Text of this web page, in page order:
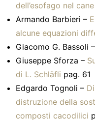
dell’esofago nel cane
Armando Barbieri –
alcune equazioni
Giacomo G. Bassoli –
Giuseppe Sforza –
di L. Schläfli pag. 61
Edgardo Tognoli –
distruzione della
composti cacodilici